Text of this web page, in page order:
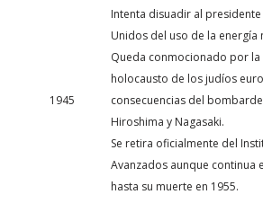
1945
Intenta disuadir al
Unidos del uso de la energía
Queda conmocionado por la
holocausto de los judíos
consecuencias del
Hiroshima y Nagasaki.
Se retira oficialmente del
Avanzados aunque continua
hasta su muerte en 1955.